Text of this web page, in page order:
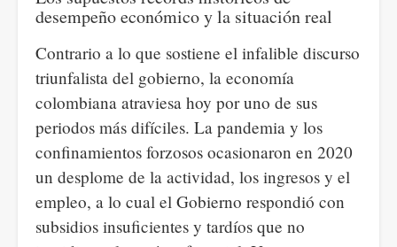
desempeño económico y la situación real
Contrario a lo que sostiene el infalible discurso
triunfalista del gobierno, la economía
colombiana atraviesa hoy por uno de sus
periodos más difíciles. La pandemia y los
confinamientos forzosos ocasionaron en 2020
un desplome de la actividad, los ingresos y el
empleo, a lo cual el Gobierno respondió con
subsidios insuficientes y tardíos que no